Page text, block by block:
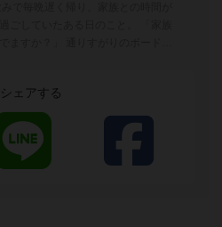
シェアする